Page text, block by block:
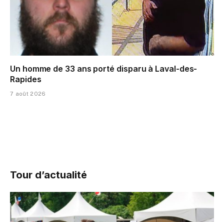
Un homme de 33 ans porté disparu à Laval-des-
Rapides
7 août 2026
Tour d’actualité